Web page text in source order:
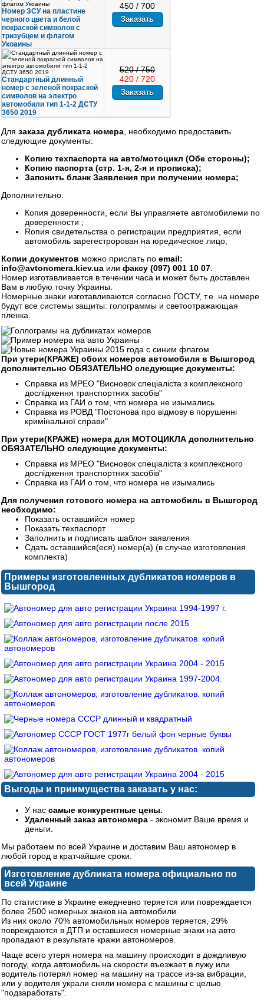
Номер ЗСУ на пластине
черного цвета и белой
покраской символов с
тризубцем и флагом
Укоаины
450 / 700
Стандартный длинный
номер с зеленой покраской
символов на электро
автомобили тип 1-1-2 ДСТУ
3650 2019
520 / 750
420 / 720
Для заказа дубликата номера , необходимо предоставить
следующие документы:
Копию техпаспорта на авто/мотоцикл (Обе стороны);
Копию паспорта (стр. 1-я, 2-я и прописка);
Запонить бланк Заявления при получении номера;
Дополнительно:
Копия доверенности, если Вы управляете автомобилеми по
доверенности ;
Rопия свидетельства о регистрации предприятия, если
автомобиль зарегестророван на юредическое лицо;
Копии документов можно прислать по email:
info@avtonomera.kiev.ua или факсу (097) 001 10 07
Номер изготавливается в течении часа и может быть доставлен
Вам в любую точку Украины.
Номерные знаки изготавливаются согласно ГОСТУ, т.е. на номере
будут все системы защиты: голограммы и светоотражающая
пленка.
При утери(КРАЖЕ) обоих номеров автомобиля в Вышгород
дополнительно ОБЯЗАТЕЛЬНО следующие документы:
Справка из МРЕО "Висновок спецiалiста з комплексного
дослiдження транспортних засобiв"
Справка из ГАИ о том, что номера не изымались
Справка из РОВД "Постонова про вiдмову в порушеннi
кримiнальної справи"
При утери(КРАЖЕ) номера для МОТОЦИКЛА дополнительно
ОБЯЗАТЕЛЬНО следующие документы:
Справка из МРЕО "Висновок спецiалiста з комплексного
дослiдження транспортних засобiв"
Справка из ГАИ о том, что номера не изымались
Для получения готового номера на автомобиль в Вышгород
необходимо:
Показать оставшийся номер
Показать техпаспорт
Заполнить и подписать шаблон заявления
Сдать оставшийся(еся) номер(а) (в случае изготовления
комплекта)
Примеры изготовленных дубликатов номеров в
Вышгород
Выгоды и приимущества заказать у нас:
У нас самые конкурентные цены.
Удаленный заказ автономера - экономит Ваше время и
деньги.
Мы работаем по всей Украине и доставим Ваш автономер в
любой город в кратчайшие сроки.
Изготовление дубликата номера официально по
всей Украине
По статистике в Украине ежедневно теряется или повреждается
более 2500 номерных знаков на автомобили.
Из них около 70% автомобильных номеров теряется, 29%
повреждаются в ДТП и оставшиеся номерные знаки на авто
пропадают в результате кражи автономеров.
Чаще всего утеря номера на машину происходит в дождливую
погоду, когда автомобиль на скорости въезжает в лужу или
водитель потерял номер на машину на трассе из-за вибрации,
или у водителя украли сняли номера с машины с целью
"подзаработать".